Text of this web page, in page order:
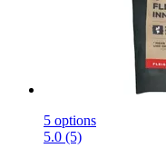
5 options
5.0 (5)